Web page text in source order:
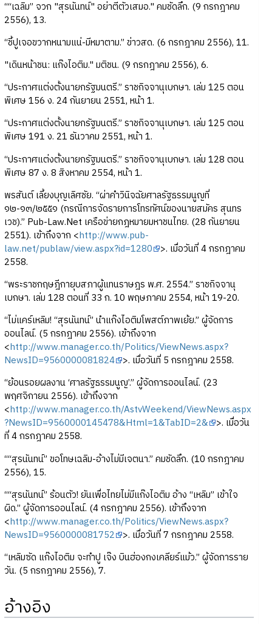
““เฉลิม” จวก "สุรนันทน์" อย่าตีตัวเสมอ." คมชัดลึก. (9 กรกฎาคม
2556), 13.
“ชี้ปูเจอขวากหนามแน่-มีหมาตาม.” ข่าวสด. (6 กรกฎาคม 2556), 11.
"เดินหน้าชน: แก๊งไอติม." มติชน. (9 กรกฎาคม 2556), 6.
“ประกาศแต่งตั้งนายกรัฐมนตรี.” ราชกิจจานุเบกษา. เล่ม 125 ตอน
พิเศษ 156 ง. 24 กันยายน 2551, หน้า 1.
“ประกาศแต่งตั้งนายกรัฐมนตรี.” ราชกิจจานุเบกษา. เล่ม 125 ตอน
พิเศษ 191 ง. 21 ธันวาคม 2551, หน้า 1.
“ประกาศแต่งตั้งนายกรัฐมนตรี.” ราชกิจจานุเบกษา. เล่ม 128 ตอน
พิเศษ 87 ง. 8 สิงหาคม 2554, หน้า 1.
พรสันต์ เลี้ยงบุญเลิศชัย. “ผ่าคำวินิจฉัยศาลรัฐธรรมนูญที่
๑๒-๑๓/๒๕๕๑ (กรณีการจัดรายการโทรทัศน์ของนายสมัคร สุนทร
เวช).” Pub-Law.Net เครือข่ายกฎหมายมหาชนไทย. (28 กันยายน
2551). เข้าถึงจาก <http://www.pub-
law.net/publaw/view.aspx?id=1280 >. เมื่อวันที่ 4 กรกฎาคม
2558.
“พระราชกฤษฎีกายุบสภาผู้แทนราษฎร พ.ศ. 2554.” ราชกิจจานุ
เบกษา. เล่ม 128 ตอนที่ 33 ก. 10 พฤษภาคม 2554, หน้า 19-20.
“ไม่แคร์เหลิม! “สุรนันทน์” นำแก๊งไอติมโพสต์ภาพเย้ย.” ผู้จัดการ
ออนไลน์. (5 กรกฎาคม 2556). เข้าถึงจาก
<http://www.manager.co.th/Politics/ViewNews.aspx?
NewsID=9560000081824 >. เมื่อวันที่ 5 กรกฎาคม 2558.
“ย้อนรอยผลงาน ‘ศาลรัฐธรรมนูญ’.” ผู้จัดการออนไลน์. (23
พฤศจิกายน 2556). เข้าถึงจาก
<http://www.manager.co.th/AstvWeekend/ViewNews.aspx
?NewsID=9560000145478&Html=1&TabID=2& >. เมื่อวัน
ที่ 4 กรกฎาคม 2558.
““สุรนันทน์” ขอโทษเฉลิม-อ้างไม่มีเจตนา.” คมชัดลึก. (10 กรกฎาคม
2556), 15.
““สุรนันทน์” ร้อนตัว! ยันเพื่อไทยไม่มีแก๊งไอติม อ้าง “เหลิม” เข้าใจ
ผิด.” ผู้จัดการออนไลน์. (4 กรกฎาคม 2556). เข้าถึงจาก
<http://www.manager.co.th/Politics/ViewNews.aspx?
NewsID=9560000081752 >. เมื่อวันที่ 7 กรกฎาคม 2558.
“เหลิมซัด แก๊งไอติม จะทำปู เจ๊ง บินฮ่องกงเคลียร์แม้ว.” ผู้จัดการราย
วัน. (5 กรกฎาคม 2556), 7.
อ้างอิง